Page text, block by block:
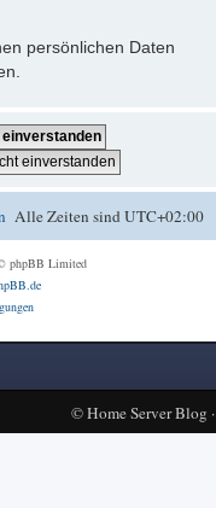
persönlichen Daten
Alle Zeiten sindUTC+02:00
phpBB Limited
©Home Server Blog